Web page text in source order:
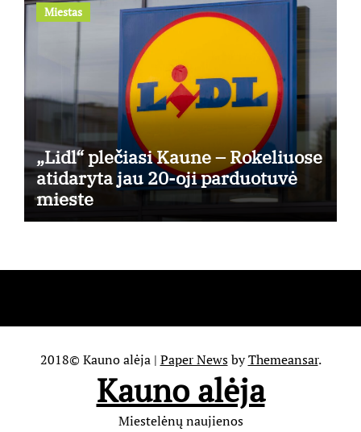
Miestas
„Lidl“ plečiasi Kaune – Rokeliuose
atidaryta jau 20-oji parduotuvė
mieste
2018© Kauno alėja | Paper NewsbyThemeansar.
Kauno alėja
Miestelėnų naujienos